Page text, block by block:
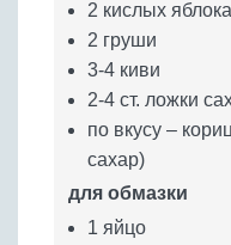
2 кислых яблока
2 груши
3-4 киви
2-4 ст. ложки
по вкусу –
сахар)
для обмазки
1 яйцо